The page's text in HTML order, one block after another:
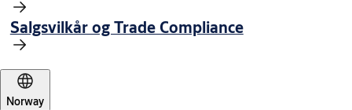
Salgsvilkår og Trade Compliance
Norway